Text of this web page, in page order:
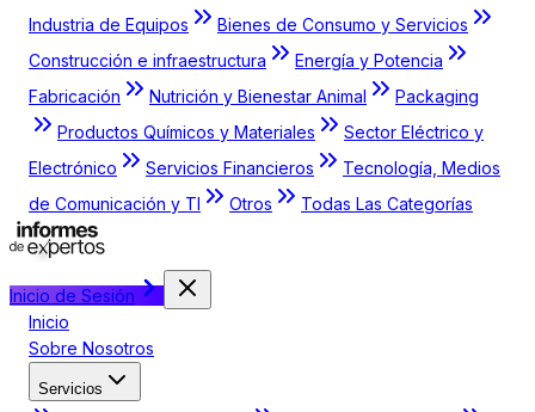
Industria de Equipos
Bienes de Consumo y Servicios
Construcción e infraestructura
Energía y Potencia
Fabricación
Nutrición y Bienestar Animal
Packaging
Productos Químicos y Materiales
Sector Eléctrico y
Electrónico
Servicios Financieros
Tecnología, Medios
de Comunicación y TI
Otros Todas Las Categorías
Inicio de Sesión
Inicio
Sobre Nosotros
Servicios